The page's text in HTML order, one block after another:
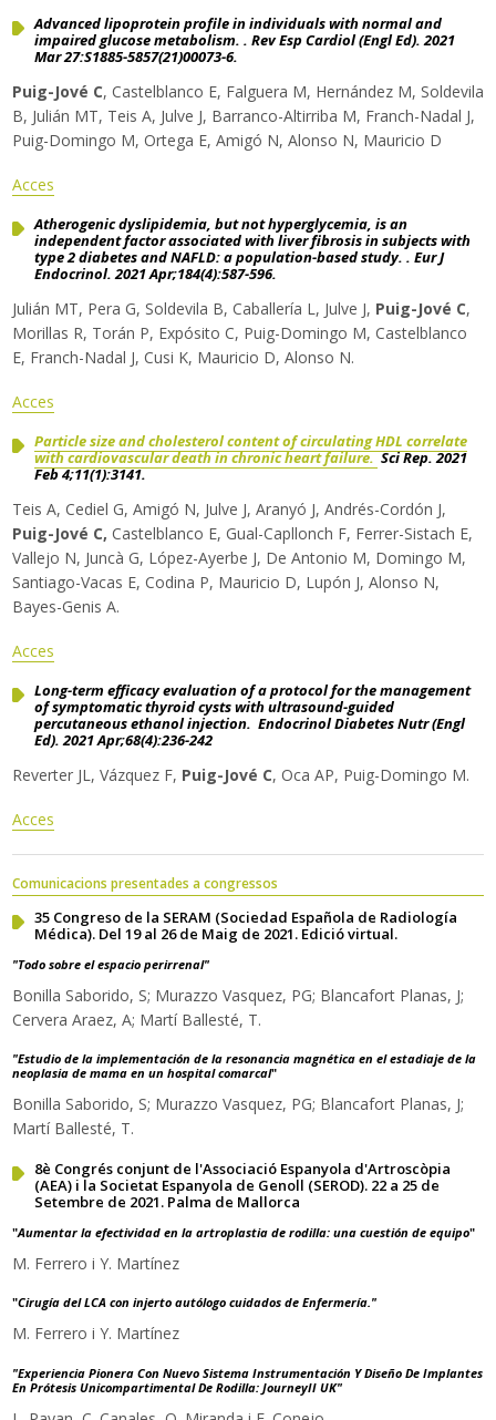
Advanced lipoprotein profile in individuals with normal and
impaired glucose metabolism. . Rev Esp Cardiol (Engl Ed). 2021
Mar 27:S1885-5857(21)00073-6.
Puig-Jové C, Castelblanco E, Falguera M, Hernández M, Soldevila
B, Julián MT, Teis A, Julve J, Barranco-Altirriba M, Franch-Nadal J,
Puig-Domingo M, Ortega E, Amigó N, Alonso N, Mauricio D
Acces
Atherogenic dyslipidemia, but not hyperglycemia, is an
independent factor associated with liver fibrosis in subjects with
type 2 diabetes and NAFLD: a population-based study. . Eur J
Endocrinol. 2021 Apr;184(4):587-596.
Julián MT, Pera G, Soldevila B, Caballería L, Julve J, Puig-Jové C,
Morillas R, Torán P, Expósito C, Puig-Domingo M, Castelblanco
E, Franch-Nadal J, Cusi K, Mauricio D, Alonso N.
Acces
Particle size and cholesterol content of circulating HDL correlate
with cardiovascular death in chronic heart failure.Sci Rep. 2021
Feb 4;11(1):3141.
Teis A, Cediel G, Amigó N, Julve J, Aranyó J, Andrés-Cordón J,
Puig-Jové C, Castelblanco E, Gual-Capllonch F, Ferrer-Sistach E,
Vallejo N, Juncà G, López-Ayerbe J, De Antonio M, Domingo M,
Santiago-Vacas E, Codina P, Mauricio D, Lupón J, Alonso N,
Bayes-Genis A.
Acces
Long-term efficacy evaluation of a protocol for the management
of symptomatic thyroid cysts with ultrasound-guided
percutaneous ethanol injection. Endocrinol Diabetes Nutr (Engl
Ed). 2021 Apr;68(4):236-242
Reverter JL, Vázquez F, Puig-Jové C, Oca AP, Puig-Domingo M.
Acces
Comunicacions presentades a congressos
35 Congreso de la SERAM (Sociedad Española de Radiología
Médica). Del 19 al 26 de Maig de 2021. Edició virtual.
"Todo sobre el espacio perirrenal"
Bonilla Saborido, S; Murazzo Vasquez, PG; Blancafort Planas, J;
Cervera Araez, A; Martí Ballesté, T.
"Estudio de la implementación de la resonancia magnética en el estadiaje de la
neoplasia de mama en un hospital comarcal"
Bonilla Saborido, S; Murazzo Vasquez, PG; Blancafort Planas, J;
Martí Ballesté, T.
8è Congrés conjunt de l'Associació Espanyola d'Artroscòpia
(AEA) i la Societat Espanyola de Genoll (SEROD). 22 a 25 de
Setembre de 2021. Palma de Mallorca
"Aumentar la efectividad en la artroplastia de rodilla: una cuestión de equipo"
M. Ferrero i Y. Martínez
"Cirugía del LCA con injerto autólogo cuidados de Enfermería."
M. Ferrero i Y. Martínez
"Experiencia Pionera Con Nuevo Sistema Instrumentación Y Diseño De Implantes
En Prótesis Unicompartimental De Rodilla: JourneyII UK"